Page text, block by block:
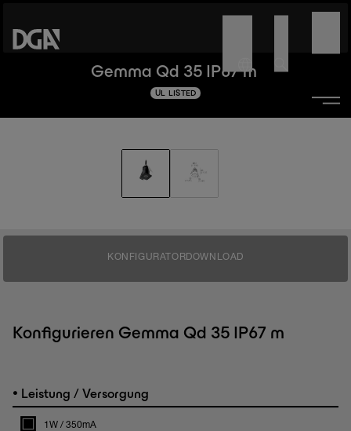
Gemma Qd 35 IP67 m
UL LISTED
KONFIGURATORDOWNLOAD
Konfigurieren Gemma Qd 35 IP67 m
• Leistung / Versorgung
1W / 350mA